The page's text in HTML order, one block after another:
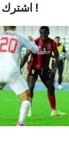
اشترك في نشرتنا الإخبارية !